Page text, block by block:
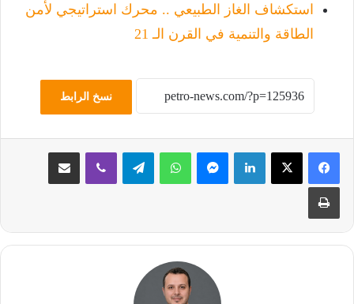
استكشاف الغاز الطبيعي .. محرك استراتيجي لأمن
الطاقة والتنمية في القرن الـ 21
نسخ الرابط
لينكدإن ماسنجر واتساب تيلقرام ڤايبر مشاركة عبر البريد
طباعة